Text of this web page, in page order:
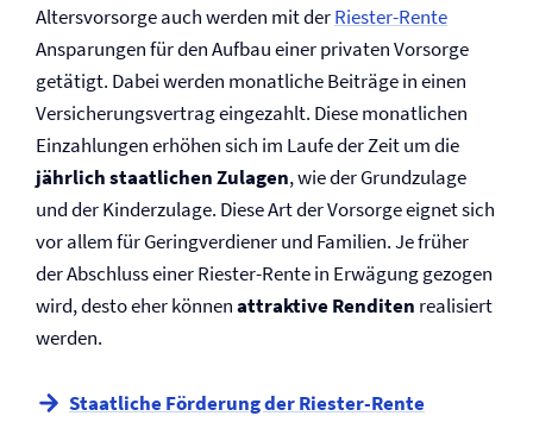
Altersvorsorge auch werden mit derRiester-Rente
Ansparungen für den Aufbau einer privaten Vorsorge
getätigt. Dabei werden monatliche Beiträge in einen
Versicherungsvertrag eingezahlt. Diese monatlichen
Einzahlungen erhöhen sich im Laufe der Zeit um die
jährlich staatlichen Zulagen, wie der Grundzulage
und der Kinderzulage. Diese Art der Vorsorge eignet sich
vor allem für Geringverdiener und Familien. Je früher
der Abschluss einer Riester-Rente in Erwägung gezogen
wird, desto eher könnenattraktive Renditen realisiert
werden.
Staatliche Förderung der Riester-Rente